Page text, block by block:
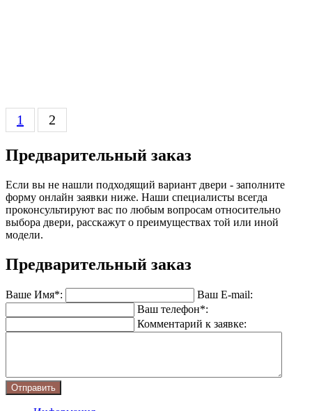
1 2
Предварительный заказ
Если вы не нашли подходящий вариант двери - заполните
форму онлайн заявки ниже. Наши специалисты всегда
проконсультируют вас по любым вопросам относительно
выбора двери, расскажут о преимуществах той или иной
модели.
Предварительный заказ
Ваше Имя*:
Ваш E-mail:
Ваш телефон*:
Комментарий к заявке:
Отправить